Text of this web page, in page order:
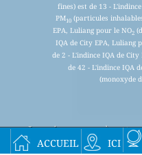
accueil ici
fines) est de 13 -
PM10 (particules
EPA, Luliang pour le NO2
IQA de City EPA, Luliang
de 2 - L'indince IQA de
de 42 - L'indince IQA
(monoxyde
Inscrivez-vous à
gratuite et soyez